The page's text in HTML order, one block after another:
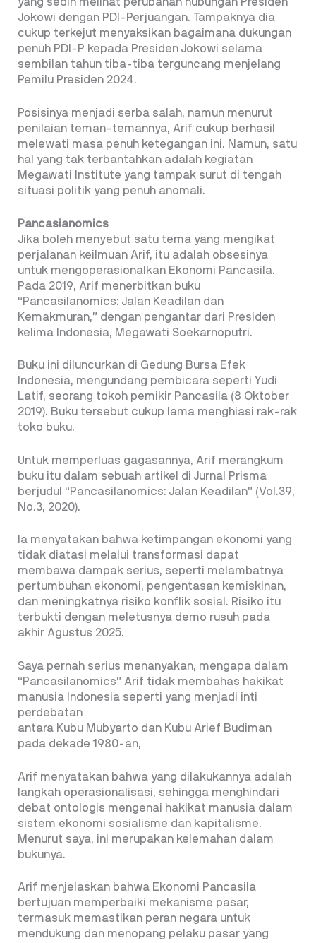
yang sedih melihat perubahan hubungan Presiden
Jokowi dengan PDI-Perjuangan. Tampaknya dia
cukup terkejut menyaksikan bagaimana dukungan
penuh PDI-P kepada Presiden Jokowi selama
sembilan tahun tiba-tiba terguncang menjelang
Pemilu Presiden 2024.
Posisinya menjadi serba salah, namun menurut
penilaian teman-temannya, Arif cukup berhasil
melewati masa penuh ketegangan ini. Namun, satu
hal yang tak terbantahkan adalah kegiatan
Megawati Institute yang tampak surut di tengah
situasi politik yang penuh anomali.
Pancasianomics
Jika boleh menyebut satu tema yang mengikat
perjalanan keilmuan Arif, itu adalah obsesinya
untuk mengoperasionalkan Ekonomi Pancasila.
Pada 2019, Arif menerbitkan buku
“Pancasilanomics: Jalan Keadilan dan
Kemakmuran,” dengan pengantar dari Presiden
kelima Indonesia, Megawati Soekarnoputri.
Buku ini diluncurkan di Gedung Bursa Efek
Indonesia, mengundang pembicara seperti Yudi
Latif, seorang tokoh pemikir Pancasila (8 Oktober
2019). Buku tersebut cukup lama menghiasi rak-rak
toko buku.
Untuk memperluas gagasannya, Arif merangkum
buku itu dalam sebuah artikel di Jurnal Prisma
berjudul “Pancasilanomics: Jalan Keadilan” (Vol.39,
No.3, 2020).
Ia menyatakan bahwa ketimpangan ekonomi yang
tidak diatasi melalui transformasi dapat
membawa dampak serius, seperti melambatnya
pertumbuhan ekonomi, pengentasan kemiskinan,
dan meningkatnya risiko konflik sosial. Risiko itu
terbukti dengan meletusnya demo rusuh pada
akhir Agustus 2025.
Saya pernah serius menanyakan, mengapa dalam
“Pancasilanomics” Arif tidak membahas hakikat
manusia Indonesia seperti yang menjadi inti
perdebatan
antara Kubu Mubyarto dan Kubu Arief Budiman
pada dekade 1980-an,
Arif menyatakan bahwa yang dilakukannya adalah
langkah operasionalisasi, sehingga menghindari
debat ontologis mengenai hakikat manusia dalam
sistem ekonomi sosialisme dan kapitalisme.
Menurut saya, ini merupakan kelemahan dalam
bukunya.
Arif menjelaskan bahwa Ekonomi Pancasila
bertujuan memperbaiki mekanisme pasar,
termasuk memastikan peran negara untuk
mendukung dan menopang pelaku pasar yang